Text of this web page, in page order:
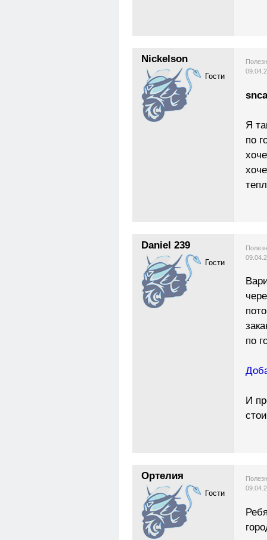
Nickelson
Гости
Я
по
Daniel 239
Гости
по
И
Ортелия
Гости